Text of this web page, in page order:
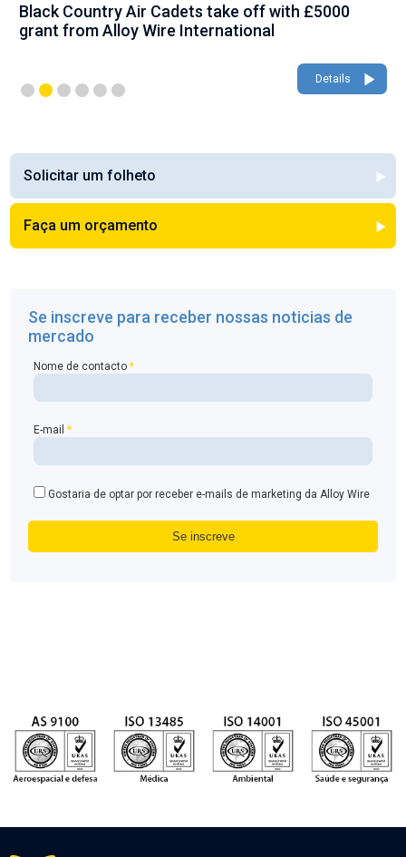
Black Country Air Cadets take off with £5000
grant from Alloy Wire International
Details
Solicitar um folheto
Faça um orçamento
Se inscreve para receber nossas noticias de
mercado
Nome de contacto*
E-mail*
Gostaria de optar por receber e-mails de marketing da Alloy Wire